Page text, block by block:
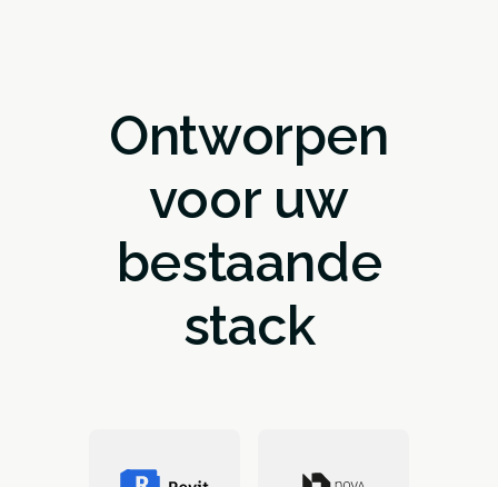
Ontworpen
voor uw
bestaande
stack